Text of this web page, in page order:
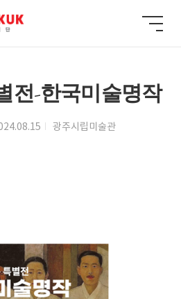
전-한국미술명작
광주시립미술관